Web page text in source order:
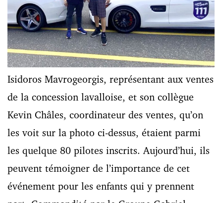
Isidoros Mavrogeorgis, représentant aux ventes
de la concession lavalloise, et son collègue
Kevin Châles, coordinateur des ventes, qu’on
les voit sur la photo ci-dessus, étaient parmi
les quelque 80 pilotes inscrits. Aujourd’hui, ils
peuvent témoigner de l’importance de cet
événement pour les enfants qui y prennent